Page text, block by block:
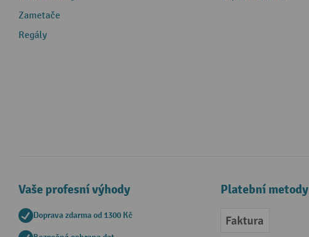
Zametače
Regály
Vaše profesní výhody
Doprava zdarma od 1300 Kč
Platební metody
Faktura